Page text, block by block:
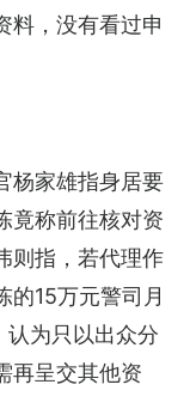
料，没有看过申
杨家雄指身居要
竟称前往核对资
则指，若代理作
的15万元警司月
认为只以出众分
再呈交其他资